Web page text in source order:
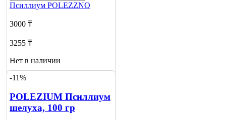
Псиллиум POLEZZNO
3000 ₸
3255 ₸
Нет в наличии
Сообщить
-11%
POLEZIUM Псиллиум
шелуха, 100 гр